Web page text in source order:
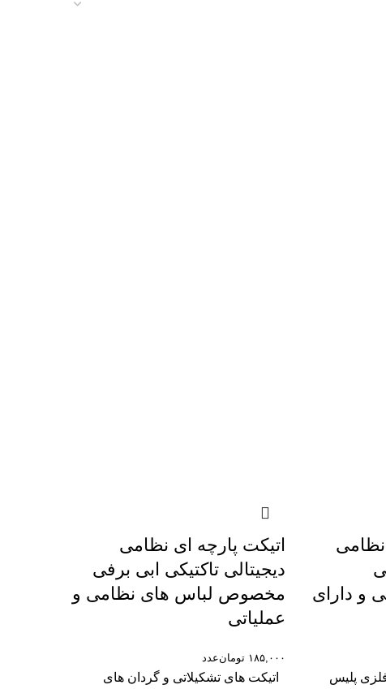
و دارای
پلیس
اتیکت پارچه ای نظامی
دیجیتالی تاکتیکی ابی برفی
مخصوص لباس های نظامی و
عملیاتی
۱۸۵,۰۰۰ تومانعدد
اتیکت های تشکیلاتی و گردان های